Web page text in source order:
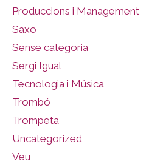
Produccions i Management
Saxo
Sense categoria
Sergi Igual
Tecnologia i Música
Trombó
Trompeta
Uncategorized
Veu